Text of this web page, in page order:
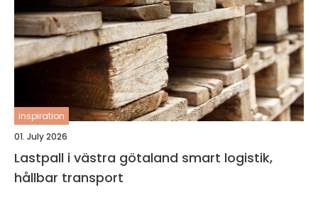
inspiration
01. July 2026
Lastpall i västra götaland smart logistik,
hållbar transport